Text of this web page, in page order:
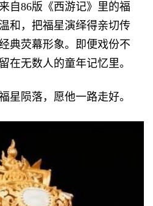
自86版《西游记》里的福
和，把福星演绎得亲切传
典荧幕形象。即便戏份不
在无数人的童年记忆里。
星陨落，愿他一路走好。